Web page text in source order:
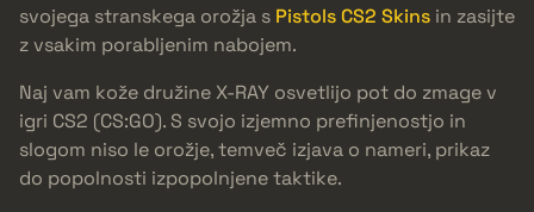
svojega stranskega orožja s Pistols CS2 Skins in zasijte
z vsakim porabljenim nabojem.
Naj vam kože družine X-RAY osvetlijo pot do zmage v
igri CS2 (CS:GO). S svojo izjemno prefinjenostjo in
slogom niso le orožje, temveč izjava o nameri, prikaz
do popolnosti izpopolnjene taktike.